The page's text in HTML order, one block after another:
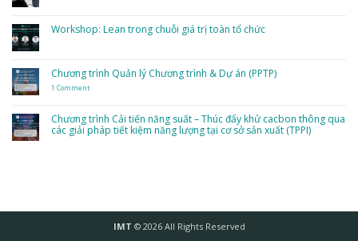
định
với
thời
đại
AI
đạo
lý:
Điều
gì
dám
nói
thật?
Workshop: Lean trong chuỗi giá trị toàn tổ chức
Workshop:
Lean
trong
chuỗi
toàn
tổ
chức
Chương trình Quản lý Chương trình & Dự án (PPTP)
1 Commenton
lý
Chương
trình
Chương trình Cải tiến năng suất – Thúc đẩy khử cacbon thông qua
các giải pháp tiết kiệm năng lượng tại cơ sở sản xuất (TPPI)
IMT © 2026 All Rights Reserved